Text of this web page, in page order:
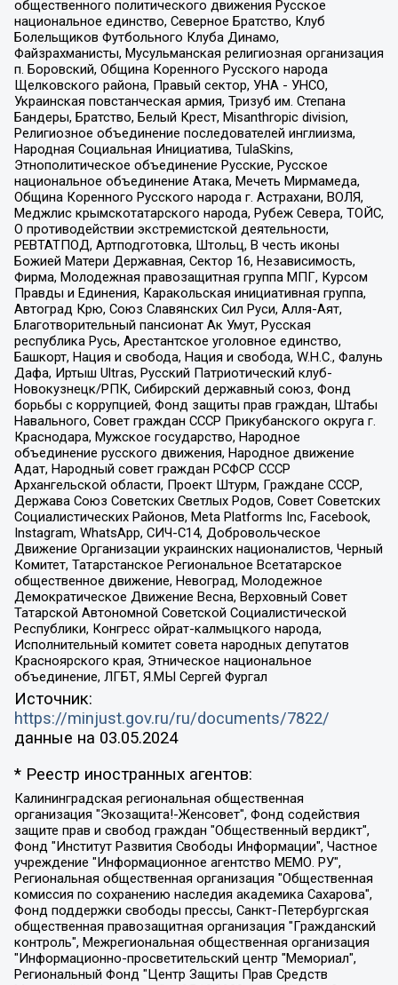
общественного политического движения Русское
национальное единство, Северное Братство, Клуб
Болельщиков Футбольного Клуба Динамо,
Файзрахманисты, Мусульманская религиозная организация
п. Боровский, Община Коренного Русского народа
Щелковского района, Правый сектор, УНА - УНСО,
Украинская повстанческая армия, Тризуб им. Степана
Бандеры, Братство, Белый Крест, Misanthropic division,
Религиозное объединение последователей инглиизма,
Народная Социальная Инициатива, TulaSkins,
Этнополитическое объединение Русские, Русское
национальное объединение Атака, Мечеть Мирмамеда,
Община Коренного Русского народа г. Астрахани, ВОЛЯ,
Меджлис крымскотатарского народа, Рубеж Севера, ТОЙС,
О противодействии экстремистской деятельности,
РЕВТАТПОД, Артподготовка, Штольц, В честь иконы
Божией Матери Державная, Сектор 16, Независимость,
Фирма, Молодежная правозащитная группа МПГ, Курсом
Правды и Единения, Каракольская инициативная группа,
Автоград Крю, Союз Славянских Сил Руси, Алля-Аят,
Благотворительный пансионат Ак Умут, Русская
республика Русь, Арестантское уголовное единство,
Башкорт, Нация и свобода, Нация и свобода, W.H.С., Фалунь
Дафа, Иртыш Ultras, Русский Патриотический клуб-
Новокузнецк/РПК, Сибирский державный союз, Фонд
борьбы с коррупцией, Фонд защиты прав граждан, Штабы
Навального, Совет граждан СССР Прикубанского округа г.
Краснодара, Мужское государство, Народное
объединение русского движения, Народное движение
Адат, Народный совет граждан РСФСР СССР
Архангельской области, Проект Штурм, Граждане СССР,
Держава Союз Советских Светлых Родов, Совет Советских
Социалистических Районов, Meta Platforms Inc, Facebook,
Instagram, WhatsApp, СИЧ-С14, Добровольческое
Движение Организации украинских националистов, Черный
Комитет, Татарстанское Региональное Всетатарское
общественное движение, Невоград, Молодежное
Демократическое Движение Весна, Верховный Совет
Татарской Автономной Советской Социалистической
Республики, Конгресс ойрат-калмыцкого народа,
Исполнительный комитет совета народных депутатов
Красноярского края, Этническое национальное
объединение, ЛГБТ, Я.МЫ Сергей Фургал
Источник:
https://minjust.gov.ru/ru/documents/7822/
данные на 03.05.2024
* Реестр иностранных агентов:
Калининградская региональная общественная организация "Экозащита!-Женсовет", Фонд содействия защите прав и свобод граждан "Общественный вердикт", Фонд "Институт Развития Свободы Информации", Частное учреждение "Информационное агентство МЕМО. РУ", Региональная общественная организация "Общественная комиссия по сохранению наследия академика Сахарова", Фонд поддержки свободы прессы, Санкт-Петербургская общественная правозащитная организация "Гражданский контроль", Межрегиональная общественная организация "Информационно-просветительский центр "Мемориал", Региональный Фонд "Центр Защиты Прав Средств Массовой Информации", с 05.12.2023 Фонд "Центр Защиты Прав Средств массовой информации", Региональная общественная благотворительная организация помощи беженцам и мигрантам "Гражданское содействие", Негосударственное образовательное учреждение дополнительного профессионального образования (повышение квалификации) специалистов "АКАДЕМИЯ ПО ПРАВАМ ЧЕЛОВЕКА", Свердловская региональная общественная организация "Сутяжник", Автономная некоммерческая организация "Центр независимых социологических исследований", Союз общественных объединений "Российский исследовательский центр по правам человека", Региональное общественное учреждение научно-информационный центр "МЕМОРИАЛ", Некоммерческая организация "Фонд защиты гласности", Автономная некоммерческая организация "Институт прав человека", Городская общественная организация "Екатеринбургское общество "МЕМОРИАЛ", Городская общественная организация "Рязанское историко-просветительское и правозащитное общество "Мемориал" (Рязанский Мемориал), Челябинский региональный орган общественной самодеятельности – женское общественное объединение "Женщины Евразии", Челябинский региональный орган общественной самодеятельности "Уральская правозащитная группа", Фонд содействия защите здоровья и социальной справедливости имени Андрея Рылькова, Автономная Некоммерческая Организация "Аналитический Центр Юрия Левады", Автономная некоммерческая организация социальной поддержки населения "Проект Апрель", Региональная общественная организация помощи женщинам и детям, находящимся в кризисной ситуации "Информационно-методический центр "Анна", Фонд содействия развитию массовых коммуникаций и правовому просвещению "Так-так-Так", Фонд содействия устойчивому развитию "Серебряная тайга", Свердловский региональный общественный фонд социальных проектов "Новое время", "Idel.Реалии", Кавказ.Реалии, Крым.Реалии, Телеканал Настоящее Время, Татаро-башкирская служба Радио Свобода (Azatliq Radiosi), Радио Свободная Европа/Радио Свобода (PCE/PC), "Сибирь.Реалии", "Фактограф", Благотворительный фонд помощи осужденным и их семьям, Автономная некоммерческая организация "Институт глобализации и социальных движений", Фонд "В защиту прав заключенных", Частное учреждение "Центр поддержки и содействия развитию средств массовой информации", Пензенский региональный общественный благотворительный фонд "Гражданский союз", "Север.Реалии", Некоммерческая организация Фонд "Правовая инициатива", Общество с ограниченной ответственностью "Радио Свободная Европа/Радио Свобода", Чешское информационное агентство "MEDIUM-ORIENT", Красноярская региональная общественная организация "Мы против СПИДа", Камалягин Денис Николаевич, Маркелов Сергей Евгеньевич, Пономарев Лев Александрович, Савицкая Людмила Алексеевна, Автономная некоммерческая организация "Центр по работе с проблемой насилия "НАСИЛИЮ.НЕТ", Межрегиональный профессиональный союз работников здравоохранения "Альянс врачей", Юридическое лицо, зарегистрированное в Латвийской Республике, SIA "Medusa Project" (регистрационный номер 40103797863, дата регистрации 10.06.2014), Некоммерческая организация "Фонд по борьбе с коррупцией", Автономная некоммерческая организация "Институт права и публичной политики", Баданин Роман Сергеевич, Гликин Максим Александрович, Железнова Мария Михайловна, Лукьянова Юлия Сергеевна, Маетная Елизавета Витальевна, Маняхин Петр Борисович, Чуракова Ольга Владимировна, Ярош Юлия Петровна, Юридическое лицо "The Insider SIA", зарегистрированное в Риге, Латвийская Республика (дата регистрации 26.06.2015), являющееся администратором доменного имени интернет-издания "The Insider SIA", https://theins.ru, Постернак Алексей Евгеньевич, Рубин Михаил Аркадьевич, Анин Роман Александрович, Юридическое лицо Istories fonds, зарегистрированное в Латвийской Республике (регистрационный номер 50008295751, дата регистрации 24.02.2020), Великовский Дмитрий Александрович, Долинина Ирина Николаевна, Мароховская Алеся Алексеевна, Шлейнов Роман Юрьевич, Шмагун Олеся Валентиновна, Общество с ограниченной ответственностью "Альтаир 2021", Общество с ограниченной ответственностью "Вега 2021", Общество с ограниченной ответственностью "Главный редактор 2021", Общество с ограниченной ответственностью "Ромашки монолит", Важенков Артем Валерьевич, Ивановская областная общественная организация "Центр гендерных исследований", Гурман Юрий Альбертович, Медиапроект "ОВД-Инфо", Егоров Владимир Владимирович, Жилинский Владимир Александрович, Общество с ограниченной ответственностью "ЗП", Иванова София Юрьевна, Карезина Инна Павловна, Кильтау Екатерина Викторовна, Петров Алексей Викторович, Пискунов Сергей Евгеньевич, Смирнов Сергей Сергеевич, Тихонов Михаил Сергеевич, Общество с ограниченной ответственностью "ЖУРНАЛИСТ-ИНОСТРАННЫЙ АГЕНТ", Арапова Галина Юрьевна, Вольтская Татьяна Анатольевна, Американская компания "Mason G.E.S. Anonymous Foundation" (США), являющаяся владельцем интернет-издания https://mnews.world/, Компания "Stichting Bellingcat", зарегистрированная в Нидерландах (дата регистрации 11.07.2018), Захаров Андрей Вячеславович, Клепиковская Екатерина Дмитриевна, Общество с ограниченной ответственностью "МЕМО", Перл Роман Александрович, Симонов Евгений Алексеевич, Соловьева Елена Анатольевна, Сотников Даниил Владимирович, Сурначева Елизавета Дмитриевна, Автономная некоммерческая организация по защите прав человека и информированию населения "Якутия – Наше Мнение", Общество с ограниченной ответственностью "Москоу диджитал медиа", с 26.01.2023 Общество с ограниченной ответственностью "Чайка Белые сады", Ветошкина Валерия Валерьевна, Заговора Максим Александрович, Межрегиональное общественное движение "Российская ЛГБТ - сеть", Оленичев Максим Владимирович, Павлов Иван Юрьевич, Скворцова Елена Сергеевна, Общество с ограниченной ответственностью "Как бы инагент", Кочетков Игорь Викторович, Общество с ограниченной ответственностью "Честные выборы", Еланчик Олег Александрович, Общество с ограниченной ответственностью "Нобелевский призыв", Гималова Регина Эмилевна, Григорьев Андрей Валерьевич, Григорьева Алина Александровна, Ассоциация по содействию защите прав призывников, альтернативнослужащих и военнослужащих "Правозащитная группа "Гражданин.Армия.Право", Хисамова Регина Фаритовна, Автономная некоммерческая организация по реализации социально-правовых программ "Лилит", Дальневосточное общественное движение "Маяк", Санкт-Петербургская ЛГБТ-инициативная группа "Выход", Инициативная группа ЛГБТ+ "Реверс", Алексеев Андрей Викторович, Бекбулатова Таисия Львовна, Беляев Иван Михайлович, Владыкина Елена Сергеевна, Гельман Марат Александрович, Никульшина Вероника Юрьевна, Толоконникова Надежда Андреевна, Шендерович Виктор Анатольевич, Общество с ограниченной ответственностью "Данное сообщение", Общество с ограниченной ответственностью Издательский дом "Новая глава", Айнбиндер Александра Александровна, Московский комьюнити-центр для ЛГБТ+инициатив, Благотворительный фонд развития филантропии, Deutsche Welle (Германия, Kurt-Schumacher-Strasse 3, 53113 Bonn), Борзунова Мария Михайловна, Воробьев Виктор Викторович, Голубева Анна Львовна, Константинова Алла Михайловна, Малкова Ирина Владимировна, Мурадов Мурад Абдулгалимович, Осетинская Елизавета Николаевна, Понасенков Евгений Николаевич, Ганапольский Матвей Юрьевич, Киселев Евгений Алексеевич, Борухович Ирина Григорьевна, Дремин Иван Тимофеевич, Дубровский Дмитрий Викторович, Красноярская региональная общественная организация поддержки и развития альтернативных образовательных технологий и межкультурных коммуникаций "ИНТЕРРА", Маяковская Екатерина Алексеевна, Фейгин Марк Захарович, Филимонов Андрей Викторович, Дзугкоева Регина Николаевна, Доброхотов Роман Александрович, Дудь Юрий Александрович, Елкин Сергей Владимирович, Кругликов Кирилл Игоревич, Сабунаева Мария Леонидовна, Семенов Алексей Владимирович, Шаинян Карен Багратович, Шульман Екатерина Михайловна, Асафьев Артур Валерьевич, Вахштайн Виктор Семенович, Венедиктов Алексей Алексеевич, Лушникова Екатерина Евгеньевна, Волков Леонид Михайлович, Невзоров Александр Глебович, Пархоменко Сергей Борисович, Сироткин Ярослав Николаевич, Кара-Мурза Владимир Владимирович, Баранова Наталья Владимировна, Гозман Леонид Яковлевич, Кагарлицкий Борис Юльевич, Климарев Михаил Валерьевич, Милов Владимир Станиславович, Автономная некоммерческая организация Краснодарский центр современного искусства "Типография", Моргенштерн Алишер Тагирович, Соболь Любовь Эдуардовна, Общество с ограниченной ответственностью "ЛИЗА НОРМ", Каспаров Гарри Кимович, Ходорковский Михаил Борисович, Общество с ограниченной ответственностью "Апрельские тезисы", Данилович Ирина Брониславовна, Кашин Олег Владимирович, Петров Николай Владимирович, Пивоваров Алексей Владимирович, Соколов Михаил Владимирович, Цветкова Юлия Владимировна, Чичваркин Евгений Александрович, Комитет против пыток/Команда против пыток, Общество с ограниченной ответственностью "Первый научный", Общество с ограниченной ответственностью "Вертолет и ко", Белоцерковская Вероника Борисовна, Кац Максим Евгеньевич, Лазарева Татьяна Юрьевна, Шаведдинов Руслан Табризович, Яшин Илья Валерьевич, Общество с ограниченной ответственностью "Иноагент ААВ", Алешковский Дмитрий Петрович, Альбац Евгения Марковна, Быков Дмитрий Львович, Галямина Юлия Евгеньевна, Лойко Сергей Леонидович, Мартынов Кирилл Константинович, Медведев Сергей Александрович, Крашенинников Федор Геннадиевич, Гордеева Катерина Вл